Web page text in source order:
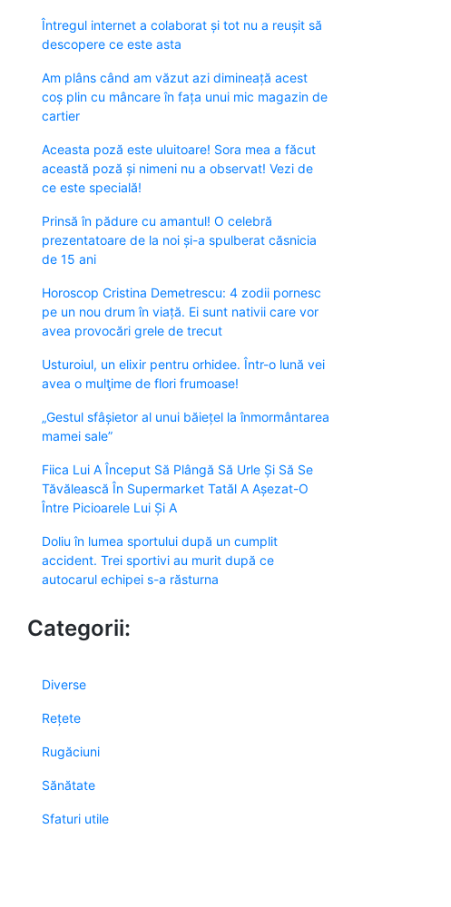
Întregul internet a colaborat și tot nu a reușit să
descopere ce este asta
Am plâns când am văzut azi dimineață acest
coș plin cu mâncare în fața unui mic magazin de
cartier
Aceasta poză este uluitoare! Sora mea a făcut
această poză și nimeni nu a observat! Vezi de
ce este specială!
Prinsă în pădure cu amantul! O celebră
prezentatoare de la noi și-a spulberat căsnicia
de 15 ani
Horoscop Cristina Demetrescu: 4 zodii pornesc
pe un nou drum în viață. Ei sunt nativii care vor
avea provocări grele de trecut
Usturoiul, un elixir pentru orhidee. Într-o lună vei
avea o mulţime de flori frumoase!
„Gestul sfâșietor al unui băiețel la înmormântarea
mamei sale”
Fiica Lui A Început Să Plângă Să Urle Și Să Se
Tăvălească În Supermarket Tatăl A Așezat-O
Între Picioarele Lui Și A
Doliu în lumea sportului după un cumplit
accident. Trei sportivi au murit după ce
autocarul echipei s-a răsturna
Categorii:
Diverse
Rețete
Rugăciuni
Sănătate
Sfaturi utile